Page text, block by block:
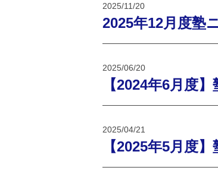
2025/11/20
2025年12月度塾
2025/06/20
【2024年6月度
2025/04/21
【2025年5月度